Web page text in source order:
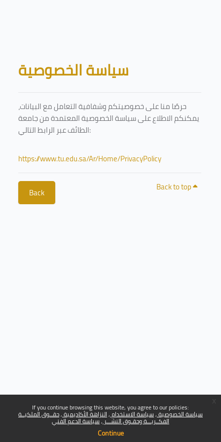
If you continue browsing this website, you agree to our policies:
سياسة الخصوصية سياسة الاستخدام النزاهة الأكاديمية حقــوق الملكيــة
الفكــريـــة وحقـوق النشـــر سياسة الدعم الفني
Continue
Blocks
سياسة الخصوصية
حرصًا منا على خصوصيتكم وشفافية التعامل مع البيانات،
يمكنكم الاطلاع على سياسة الخصوصية المعتمدة من جامعة
الطائف عبر الرابط التالي:
https://www.tu.edu.sa/Ar/Home/PrivacyPolicy
Back Back to top